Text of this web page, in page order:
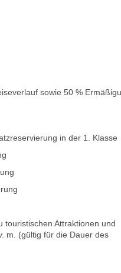
sowie 50 %
in der 1. Klasse
touristischen Attraktionen und
m. (gültig für die Dauer des